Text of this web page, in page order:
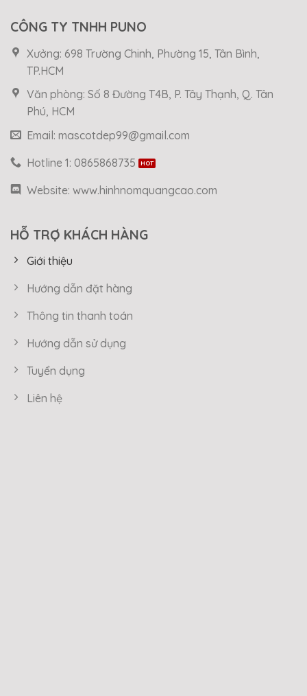
CÔNG TY TNHH PUNO
Xưởng: 698 Trường Chinh, Phường 15, Tân Bình,
TP.HCM
Văn phòng: Số 8 Đường T4B, P. Tây Thạnh, Q. Tân
Phú, HCM
Email: mascotdep99@gmail.com
Hotline 1: 0865868735
Website: www.hinhnomquangcao.com
HỖ TRỢ KHÁCH HÀNG
Giới thiệu
Hướng dẫn đặt hàng
Thông tin thanh toán
Hướng dẫn sử dụng
Tuyển dụng
Liên hệ